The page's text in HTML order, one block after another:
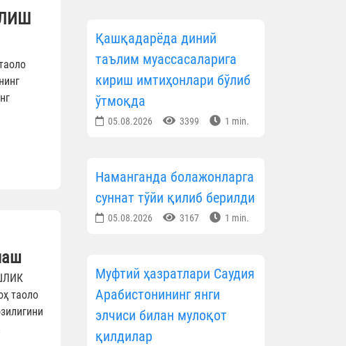
таоло
Қашқадарёда диний
таълим муассасаларига
кириш имтиҳонлари бўлиб
ўтмоқда
05.08.2026 3399 1 min.
Наманганда болажонларга
суннат тўйи қилиб берилди
05.08.2026 3167 1 min.
Муфтий ҳазратлари Саудия
Арабистонининг янги
элчиси билан мулоқот
қилдилар